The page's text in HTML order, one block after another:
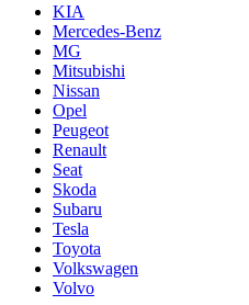
KIA
Mercedes-Benz
MG
Mitsubishi
Nissan
Opel
Peugeot
Renault
Seat
Skoda
Subaru
Tesla
Toyota
Volkswagen
Volvo